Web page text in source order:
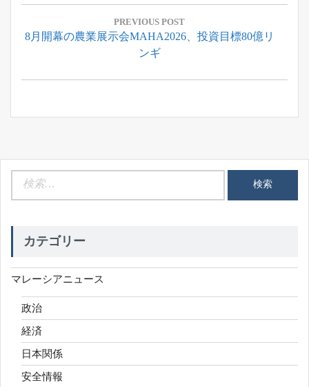
ナ
ゲ
シ
ン
PREVIOUS POST
Previous
8月開幕の農業展示会MAHA2026、投資目標80億リ
ンギ
カテゴリー
マレーシアニュース
政治
経済
日本関係
安全情報